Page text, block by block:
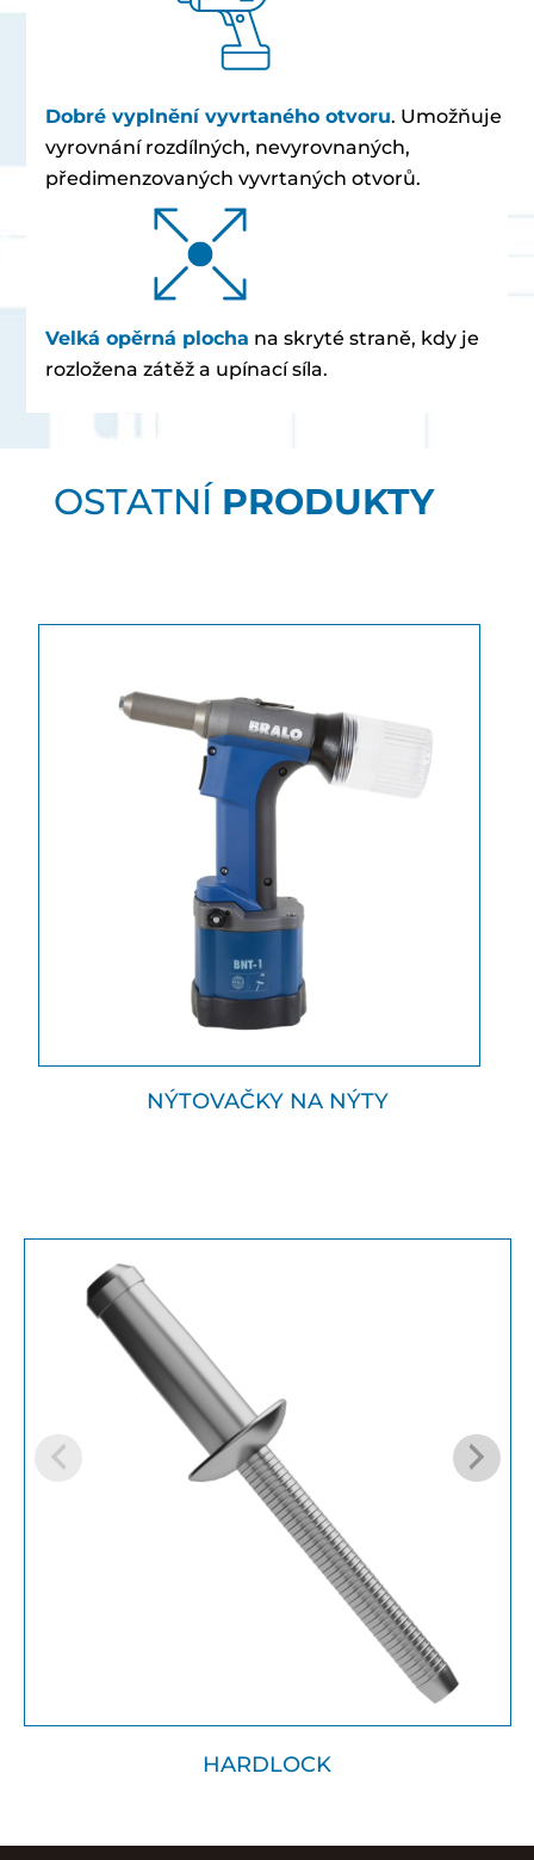
Dobré vyplnění vyvrtaného otvoru. Umožňuje
vyrovnání rozdílných, nevyrovnaných,
předimenzovaných vyvrtaných otvorů.
Velká opěrná plocha na skryté straně, kdy je
rozložena zátěž a upínací síla.
OSTATNÍ PRODUKTY
NÝTOVAČKY NA NÝTY
HARDLOCK